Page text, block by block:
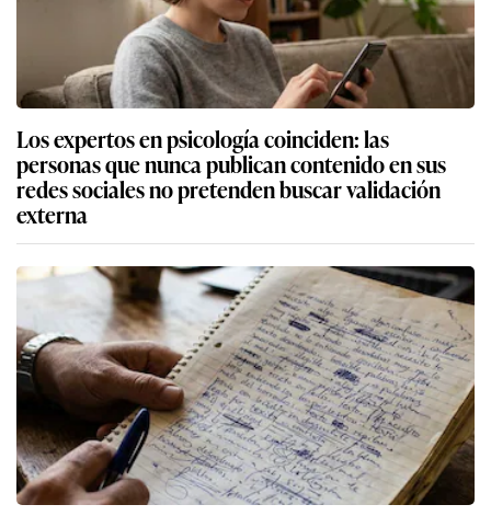
Los expertos en psicología coinciden: las
personas que nunca publican contenido en sus
redes sociales no pretenden buscar validación
externa